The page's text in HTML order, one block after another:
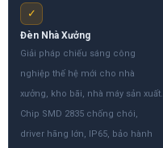
✓
Đèn Nhà Xưởng
Giải pháp chiếu sáng công
nghiệp thế hệ mới cho nhà
xưởng, kho bãi, nhà máy sản xuất.
Chip SMD 2835 chống chói,
driver hãng lớn, IP65, bảo hành